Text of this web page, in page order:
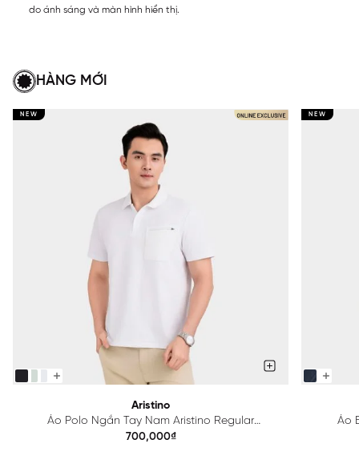
do ánh sáng và màn hình hiển thị.
HÀNG MỚI
NEW
Aristino
Áo Polo Ngắn Tay Nam Aristino Regular
APS615EDP01
700,000₫
NEW
Áo